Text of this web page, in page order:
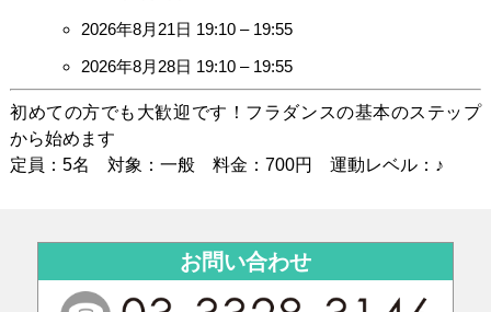
2026年8月21日 19:10 – 19:55
2026年8月28日 19:10 – 19:55
初めての方でも大歓迎です！フラダンスの基本のステップ
から始めます
定員：5名 対象：一般 料金：700円 運動レベル：♪
お問い合わせ